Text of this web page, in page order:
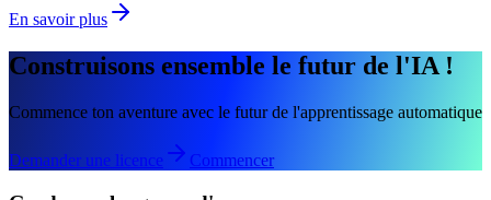
En savoir plus
Construisons ensemble le futur de l'IA !
Commence ton aventure avec le futur de l'apprentissage automatique
Demander une licence Commencer